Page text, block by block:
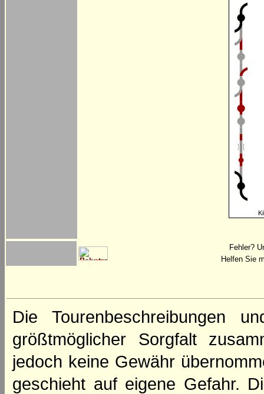
Fehler?
Helfen Sie
Die Tourenbeschreibungen
größtmöglicher Sorgfalt
jedoch keine Gewähr
geschieht auf eigene Gefahr.